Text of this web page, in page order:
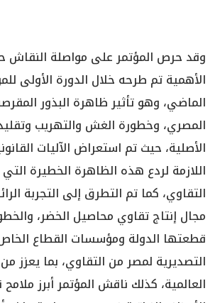
وقد حرص المؤتمر على مواصلة النقاش
الأهمية تم طرحه خلال الدورة الأولى
الماضي، وهو تأثير ظاهرة البذور
المصري، وخطورة الغش والتهريب
الأصلية، حيث تم استعراض الآليات
اللازمة لردع هذه الظاهرة الخطيرة
التقاوي، كما تم التطرق إلى التجربة
مجال إنتاج تقاوي محاصيل الخضر،
قطعتها الدولة ومؤسسات القطاع
التصديرية لمصر من التقاوي، بما يعزز
العالمية، كذلك ناقش المؤتمر أبرز